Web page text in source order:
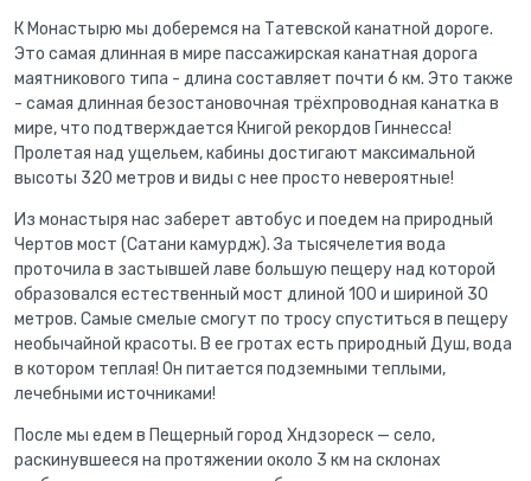
К Монастырю мы доберемся на Татевской канатной дороге.
Это самая длинная в мире пассажирская канатная дорога
маятникового типа - длина составляет почти 6 км. Это также
- самая длинная безостановочная трёхпроводная канатка в
мире, что подтверждается Книгой рекордов Гиннесса!
Пролетая над ущельем, кабины достигают максимальной
высоты 320 метров и виды с нее просто невероятные!
Из монастыря нас заберет автобус и поедем на природный
Чертов мост (Сатани камурдж). За тысячелетия вода
проточила в застывшей лаве большую пещеру над которой
образовался естественный мост длиной 100 и шириной 30
метров. Самые смелые смогут по тросу спуститься в пещеру
необычайной красоты. В ее гротах есть природный Душ, вода
в котором теплая! Он питается подземными теплыми,
лечебными источниками!
После мы едем в Пещерный город Хндзореск — село,
раскинувшееся на протяжении около 3 км на склонах